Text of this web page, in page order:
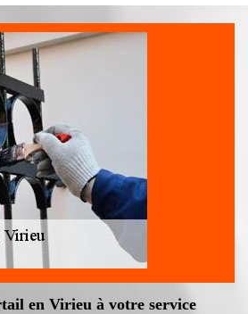
en Virieu à votre service